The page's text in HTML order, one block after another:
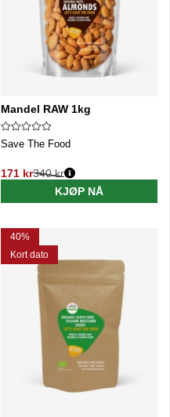
Mandel RAW 1kg
Save The Food
171 kr
Vanlig pris:
340 kr
KJØP NÅ
40%
Kort dato